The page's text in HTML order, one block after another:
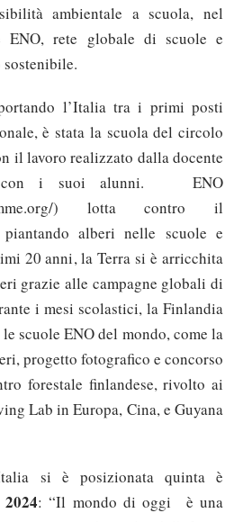
ambientale a scuola, nel
ENO, rete globale di scuole e
l’Italia tra i primi posti
è stata la scuola del circolo
il lavoro realizzato dalla docente
con i suoi alunni. ENO
) lotta contro il
piantando alberi nelle scuole e
20 anni, la Terra si è arricchita
grazie alle campagne globali di
i mesi scolastici, la Finlandia
scuole ENO del mondo, come la
progetto fotografico e concorso
forestale finlandese, rivolto ai
Lab in Europa, Cina, e Guyana
si è posizionata quinta è
: “Il mondo di oggi è una